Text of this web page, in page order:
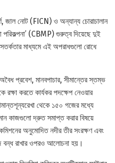
জাল নোট (FICN) ও অন্যান্য চোরাচালান
পরিকল্পনা’ (CBMP) গুরুত্ব দিয়েছে দুই
মাধ্যমে এই অপরাধগুলো রোধে
প্রবেশ, মানবপাচার, সীমান্তের স্তম্ভ
করতে কার্যকর পদক্ষেপ নেওয়ার
থেকে ১৫০ গজের মধ্যে
কাজগুলো দ্রুত সমাপ্ত করার বিষয়ে
অনুমোদিত নদীর তীর সংরক্ষণ এবং
রাখার ওপরও আলোচনা হয়।